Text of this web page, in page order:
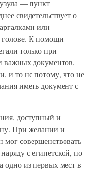
— пункт
свидетельствует о
или
голове. К помощи
только при
важных документов,
и то не потому, что не
иметь документ с
доступный и
При желании и
мог совершенствовать
с египетской, по
одно из первых мест в